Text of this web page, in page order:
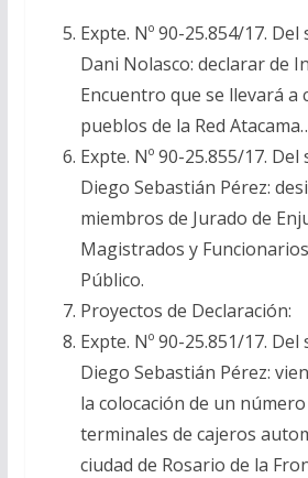
Expte. Nº 90-25.854/17.
Dani Nolasco: declarar de
Encuentro que se llevará a
pueblos de la Red
Expte. Nº 90-25.855/17.
Diego Sebastián Pérez:
miembros de Jurado de
Magistrados y
Público.
Proyectos de Declaración:
Expte. Nº 90-25.851/17.
Diego Sebastián Pérez:
la colocación de un
terminales de cajeros
ciudad de Rosario de la